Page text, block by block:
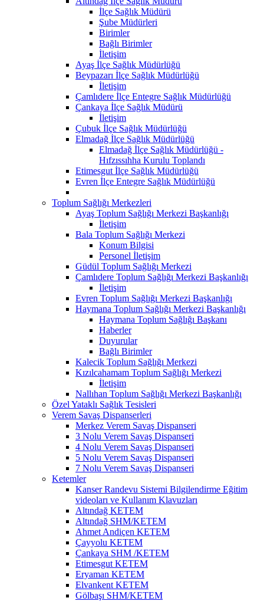
İlçe Sağlık Müdürü
Şube Müdürleri
Birimler
Bağlı Birimler
İletişim
Ayaş İlçe Sağlık Müdürlüğü
Beypazarı İlçe Sağlık Müdürlüğü
İletişim
Çamlıdere İlçe Entegre Sağlık Müdürlüğü
Çankaya İlçe Sağlık Müdürü
İletişim
Çubuk İlçe Sağlık Müdürlüğü
Elmadağ İlçe Sağlık Müdürlüğü
Elmadağ İlçe Sağlık Müdürlüğü -
Hıfzıssıhha Kurulu Toplandı
Etimesgut İlçe Sağlık Müdürlüğü
Evren İlçe Entegre Sağlık Müdürlüğü
Toplum Sağlığı Merkezleri
Ayaş Toplum Sağlığı Merkezi Başkanlığı
İletişim
Bala Toplum Sağlığı Merkezi
Konum Bilgisi
Personel İletişim
Güdül Toplum Sağlığı Merkezi
Çamlıdere Toplum Sağlığı Merkezi Başkanlığı
İletişim
Evren Toplum Sağlığı Merkezi Başkanlığı
Haymana Toplum Sağlığı Merkezi Başkanlığı
Haymana Toplum Sağlığı Başkanı
Haberler
Duyurular
Bağlı Birimler
Kalecik Toplum Sağlığı Merkezi
Kızılcahamam Toplum Sağlığı Merkezi
İletişim
Nallıhan Toplum Sağlığı Merkezi Başkanlığı
Özel Yataklı Sağlık Tesisleri
Verem Savaş Dispanserleri
Merkez Verem Savaş Dispanseri
3 Nolu Verem Savaş Dispanseri
4 Nolu Verem Savaş Dispanseri
5 Nolu Verem Savaş Dispanseri
7 Nolu Verem Savaş Dispanseri
Ketemler
Kanser Randevu Sistemi Bilgilendirme Eğitim
videoları ve Kullanım Klavuzları
Altındağ KETEM
Altındağ SHM/KETEM
Ahmet Andiçen KETEM
Çayyolu KETEM
Çankaya SHM /KETEM
Etimesgut KETEM
Eryaman KETEM
Elvankent KETEM
Gölbaşı SHM/KETEM